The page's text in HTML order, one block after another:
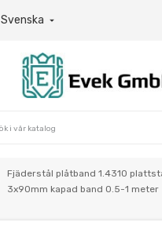
Svenska 
Fjäderstål plåtband 1.4310
3x90mm kapad band 0.5-1 meter